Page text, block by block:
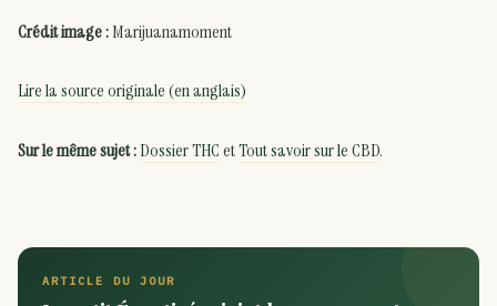
Crédit image :Marijuanamoment
Lire la source originale (en anglais)
Sur le même sujet :Dossier THCetTout savoir sur le CBD.
ARTICLE DU JOUR